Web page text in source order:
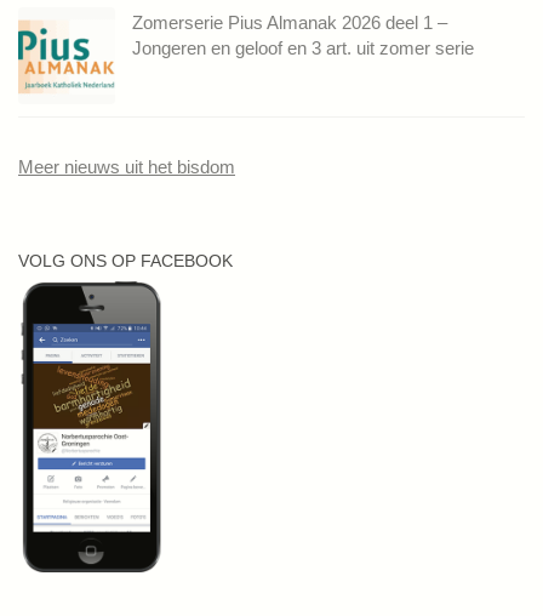
Zomerserie Pius Almanak 2026 deel 1 –
Jongeren en geloof en 3 art. uit zomer serie
Meer nieuws uit het bisdom
VOLG ONS OP FACEBOOK